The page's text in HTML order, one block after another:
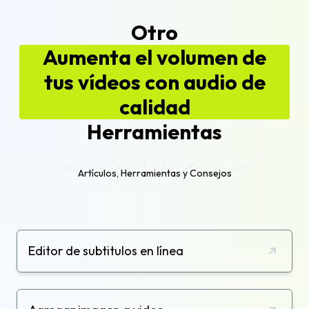
Otro
Aumenta el volumen de
tus vídeos con audio de
calidad
Herramientas
Artículos, Herramientas y Consejos
Editor de subtitulos en línea